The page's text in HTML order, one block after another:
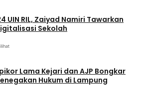
UIN RIL, Zaiyad Namiri Tawarkan
Sekolah
Lama Kejari dan AJP Bongkar
Hukum di Lampung